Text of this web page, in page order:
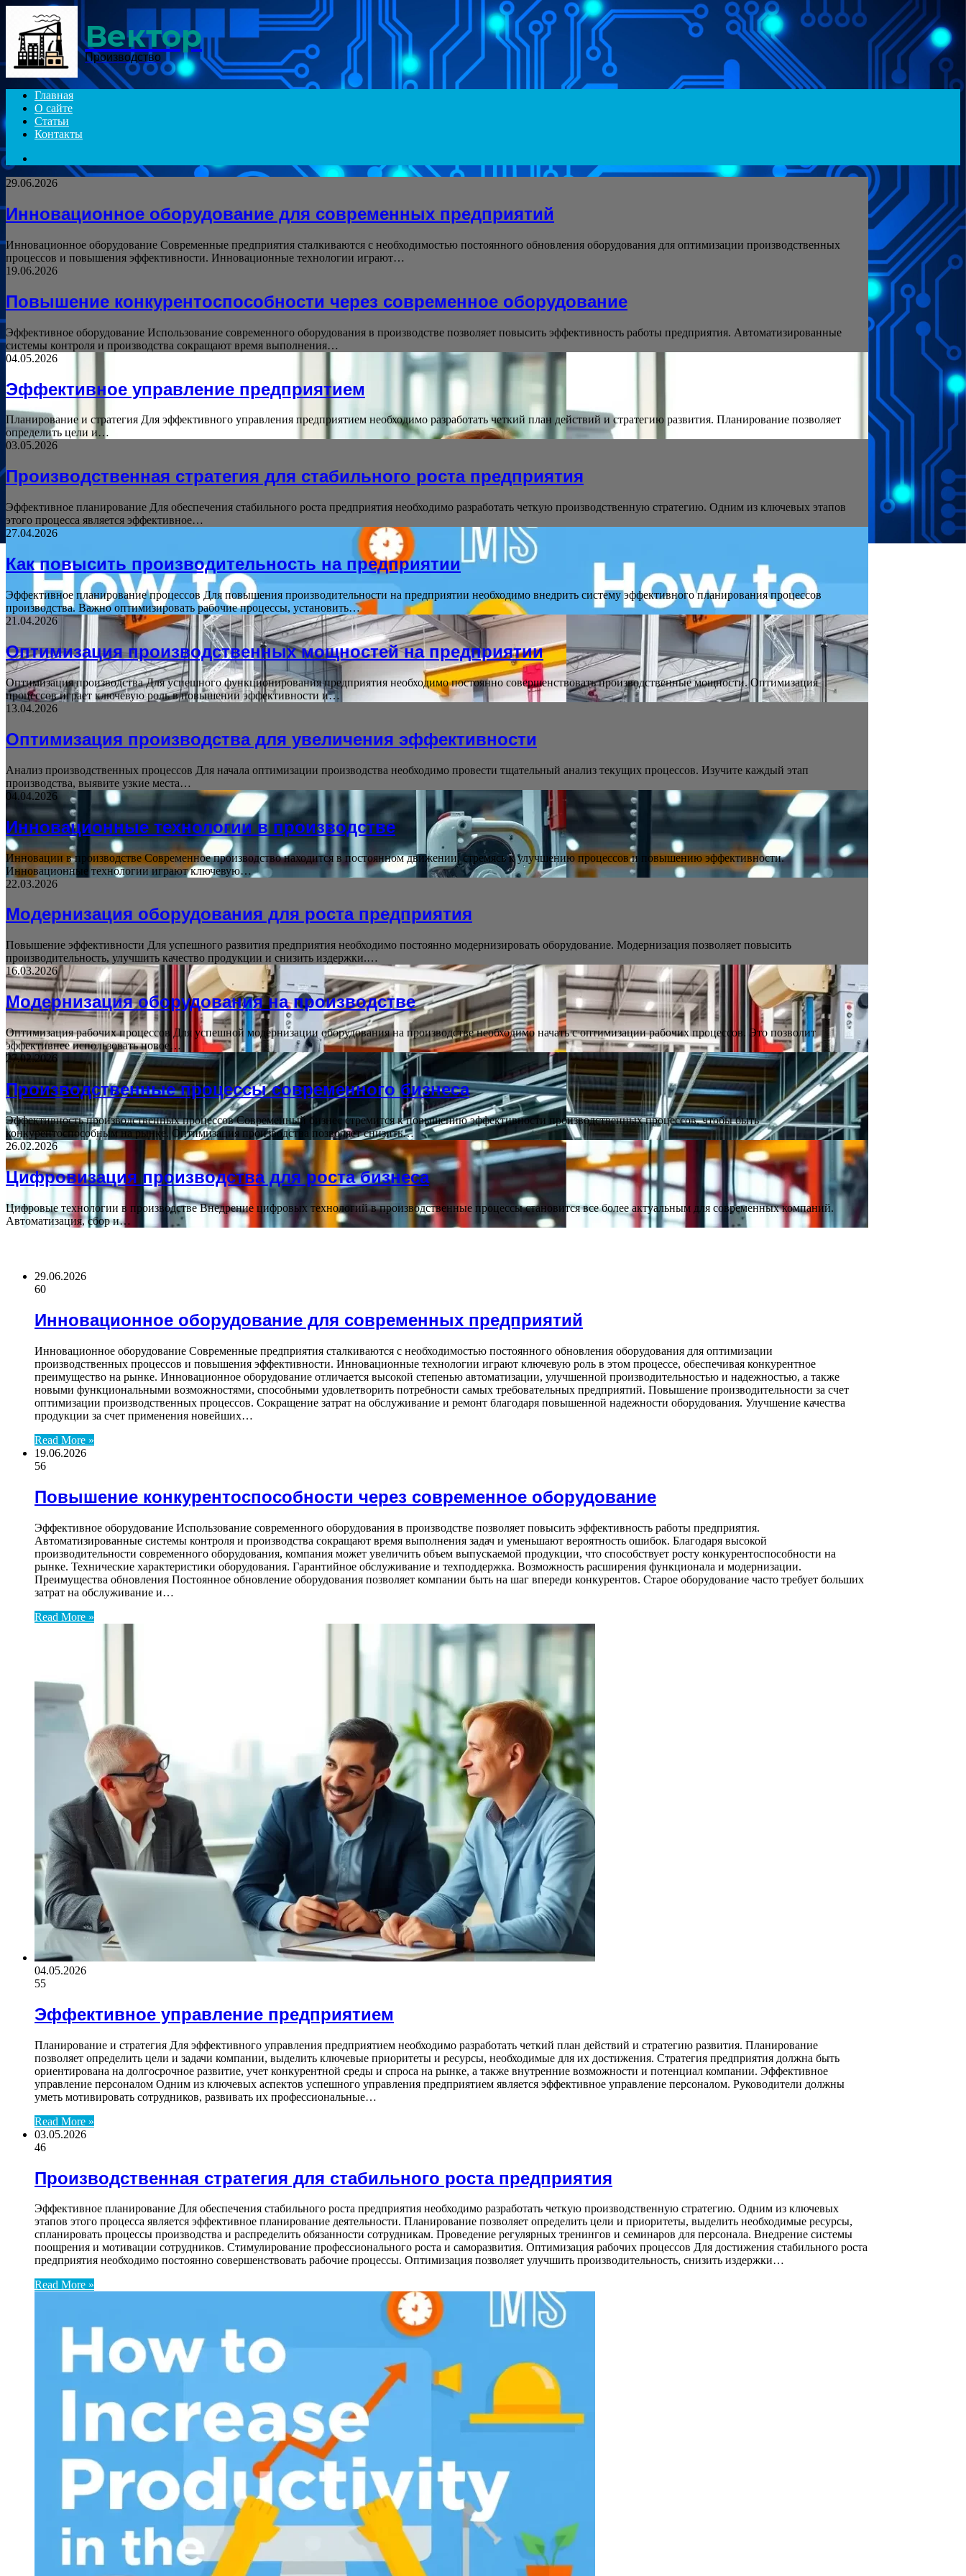
Вектор
Производство
Главная
О сайте
Статьи
Контакты
29.06.2026
Инновационное оборудование для современных предприятий
Инновационное оборудование Современные предприятия сталкиваются с необходимостью постоянного обновления оборудования для оптимизации производственных
процессов и повышения эффективности. Инновационные технологии играют…
19.06.2026
Повышение конкурентоспособности через современное оборудование
Эффективное оборудование Использование современного оборудования в производстве позволяет повысить эффективность работы предприятия. Автоматизированные
системы контроля и производства сокращают время выполнения…
04.05.2026
Эффективное управление предприятием
Планирование и стратегия Для эффективного управления предприятием необходимо разработать четкий план действий и стратегию развития. Планирование позволяет
определить цели и…
03.05.2026
Производственная стратегия для стабильного роста предприятия
Эффективное планирование Для обеспечения стабильного роста предприятия необходимо разработать четкую производственную стратегию. Одним из ключевых этапов
этого процесса является эффективное…
27.04.2026
Как повысить производительность на предприятии
Эффективное планирование процессов Для повышения производительности на предприятии необходимо внедрить систему эффективного планирования процессов
производства. Важно оптимизировать рабочие процессы, установить…
21.04.2026
Оптимизация производственных мощностей на предприятии
Оптимизация производства Для успешного функционирования предприятия необходимо постоянно совершенствовать производственные мощности. Оптимизация
процессов играет ключевую роль в повышении эффективности и…
13.04.2026
Оптимизация производства для увеличения эффективности
Анализ производственных процессов Для начала оптимизации производства необходимо провести тщательный анализ текущих процессов. Изучите каждый этап
производства, выявите узкие места…
04.04.2026
Инновационные технологии в производстве
Инновации в производстве Современное производство находится в постоянном движении, стремясь к улучшению процессов и повышению эффективности.
Инновационные технологии играют ключевую…
22.03.2026
Модернизация оборудования для роста предприятия
Повышение эффективности Для успешного развития предприятия необходимо постоянно модернизировать оборудование. Модернизация позволяет повысить
производительность, улучшить качество продукции и снизить издержки.…
16.03.2026
Модернизация оборудования на производстве
Оптимизация рабочих процессов Для успешной модернизации оборудования на производстве необходимо начать с оптимизации рабочих процессов. Это позволит
эффективнее использовать новое…
27.02.2026
Производственные процессы современного бизнеса
Эффективность производственных процессов Современный бизнес стремится к повышению эффективности производственных процессов, чтобы быть
конкурентоспособным на рынке. Оптимизация производства позволяет снизить…
26.02.2026
Цифровизация производства для роста бизнеса
Цифровые технологии в производстве Внедрение цифровых технологий в производственные процессы становится все более актуальным для современных компаний.
Автоматизация, сбор и…
29.06.2026
60
Инновационное оборудование для современных предприятий
Инновационное оборудование Современные предприятия сталкиваются с необходимостью постоянного обновления оборудования для оптимизации
производственных процессов и повышения эффективности. Инновационные технологии играют ключевую роль в этом процессе, обеспечивая конкурентное
преимущество на рынке. Инновационное оборудование отличается высокой степенью автоматизации, улучшенной производительностью и надежностью, а также
новыми функциональными возможностями, способными удовлетворить потребности самых требовательных предприятий. Повышение производительности за счет
оптимизации производственных процессов. Сокращение затрат на обслуживание и ремонт благодаря повышенной надежности оборудования. Улучшение качества
продукции за счет применения новейших…
Read More »
19.06.2026
56
Повышение конкурентоспособности через современное оборудование
Эффективное оборудование Использование современного оборудования в производстве позволяет повысить эффективность работы предприятия.
Автоматизированные системы контроля и производства сокращают время выполнения задач и уменьшают вероятность ошибок. Благодаря высокой
производительности современного оборудования, компания может увеличить объем выпускаемой продукции, что способствует росту конкурентоспособности на
рынке. Технические характеристики оборудования. Гарантийное обслуживание и техподдержка. Возможность расширения функционала и модернизации.
Преимущества обновления Постоянное обновление оборудования позволяет компании быть на шаг впереди конкурентов. Старое оборудование часто требует больших
затрат на обслуживание и…
Read More »
04.05.2026
55
Эффективное управление предприятием
Планирование и стратегия Для эффективного управления предприятием необходимо разработать четкий план действий и стратегию развития. Планирование
позволяет определить цели и задачи компании, выделить ключевые приоритеты и ресурсы, необходимые для их достижения. Стратегия предприятия должна быть
ориентирована на долгосрочное развитие, учет конкурентной среды и спроса на рынке, а также внутренние возможности и потенциал компании. Эффективное
управление персоналом Одним из ключевых аспектов успешного управления предприятием является эффективное управление персоналом. Руководители должны
уметь мотивировать сотрудников, развивать их профессиональные…
Read More »
03.05.2026
46
Производственная стратегия для стабильного роста предприятия
Эффективное планирование Для обеспечения стабильного роста предприятия необходимо разработать четкую производственную стратегию. Одним из ключевых
этапов этого процесса является эффективное планирование деятельности. Планирование позволяет определить цели и приоритеты, выделить необходимые ресурсы,
спланировать процессы производства и распределить обязанности сотрудникам. Проведение регулярных тренингов и семинаров для персонала. Внедрение системы
поощрения и мотивации сотрудников. Стимулирование профессионального роста и саморазвития. Оптимизация рабочих процессов Для достижения стабильного роста
предприятия необходимо постоянно совершенствовать рабочие процессы. Оптимизация позволяет улучшить производительность, снизить издержки…
Read More »